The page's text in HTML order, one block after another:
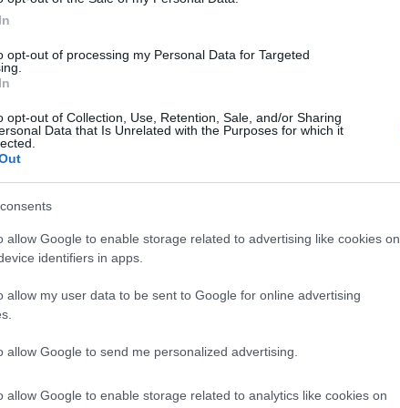
opt-out of processing my Personal Data for Targeted
opt-out of Collection, Use, Retention, Sale, and/or Sharing
Data that Is Unrelated with the Purposes for which it
allow Google to enable storage related to advertising like cookies on
identifiers in apps.
allow my user data to be sent to Google for online advertising
allow Google to send me personalized advertising.
allow Google to enable storage related to analytics like cookies on
tényleg, de mindent tényleg belead. Most kicsit még
megírt történet és
felejthetetlen
AMI NEM
Multiplayerben még mindig